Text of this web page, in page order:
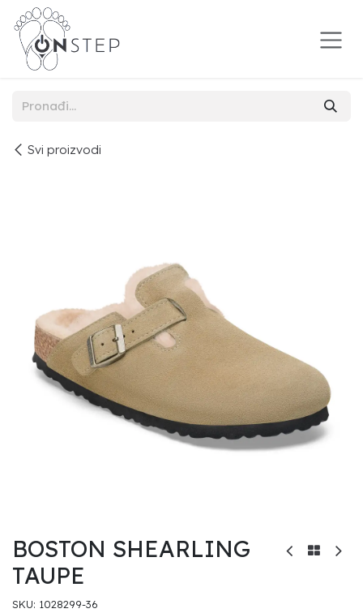
Preskoči na sadržaj
Svi proizvodi
BOSTON SHEARLING
TAUPE
SKU: 1028299-36